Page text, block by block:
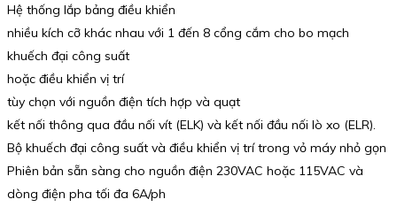
Hệ thống lắp bảng điều khiển
nhiều kích cỡ khác nhau với 1 đến 8 cổng cắm cho bo mạch
khuếch đại công suất
hoặc điều khiển vị trí
tùy chọn với nguồn điện tích hợp và quạt
kết nối thông qua đầu nối vít (ELK) và kết nối đầu nối lò xo (ELR).
Bộ khuếch đại công suất và điều khiển vị trí trong vỏ máy nhỏ gọn
Phiên bản sẵn sàng cho nguồn điện 230VAC hoặc 115VAC và
dòng điện pha tối đa 6A/ph